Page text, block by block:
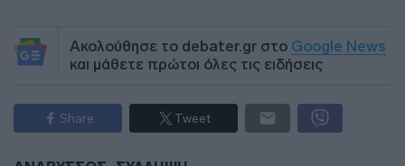
Ακολούθησε το debater.gr στο Google News
και μάθετε πρώτοι όλες τις ειδήσεις
Share Tweet